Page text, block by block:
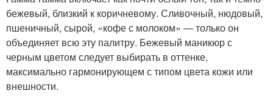
бежевый, близкий к коричневому. Сливочный, нюдовый,
пшеничный, сырой, «кофе с молоком» — только он
объединяет всю эту палитру. Бежевый маникюр с
черным цветом следует выбирать в оттенке,
максимально гармонирующем с типом цвета кожи или
внешности.